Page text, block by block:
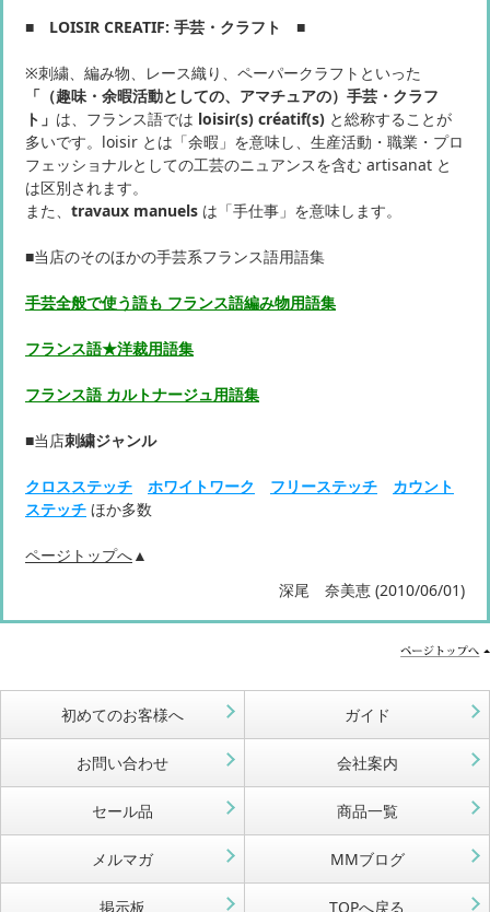
■ LOISIR CREATIF: 手芸・クラフト ■
※刺繍、編み物、レース織り、ペーパークラフトといった
「（趣味・余暇活動としての、アマチュアの）手芸・クラフ
ト」 は、フランス語では loisir(s) créatif(s) と総称することが
多いです。loisir とは「余暇」を意味し、生産活動・職業・プロ
フェッショナルとしての工芸のニュアンスを含む artisanat と
は区別されます。
また、 travaux manuels は「手仕事」を意味します。
■当店のそのほかの手芸系フランス語用語集
手芸全般で使う語も フランス語編み物用語集
フランス語★洋裁用語集
フランス語 カルトナージュ用語集
■当店刺繍ジャンル
クロスステッチ ホワイトワーク フリーステッチ
カウント
ステッチ ほか多数
ページトップへ▲
深尾 奈美恵 (2010/06/01)
初めてのお客様へ ガイド
お問い合わせ 会社案内
セール品 商品一覧
メルマガ MMブログ
掲示板 TOPへ戻る